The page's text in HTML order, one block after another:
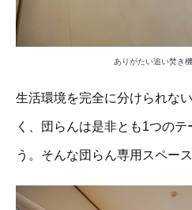
ありがたい追い焚き
生活環境を完全に分けられな
く、団らんは是非とも1つの
う。そんな団らん専用スペース